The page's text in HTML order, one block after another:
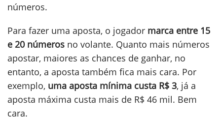
números.
Para fazer uma aposta, o jogador marca entre 15
e 20 números no volante. Quanto mais números
apostar, maiores as chances de ganhar, no
entanto, a aposta também fica mais cara. Por
exemplo, uma aposta mínima custa R$ 3, já a
aposta máxima custa mais de R$ 46 mil. Bem
cara.